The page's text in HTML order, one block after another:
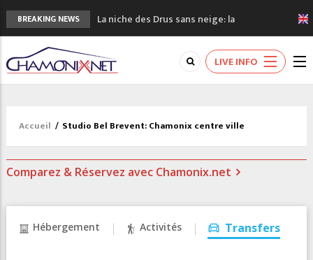
BREAKING NEWS
La niche des Drus sans neige: la
sécheresse en haute montagne
3 bonnes raisons pour visiter le nouveau
Musée du Mont-Blanc
Accidents en montagne: 3 personnes sont
Craft ouvre un nouveau magasin de course
LIVE INFO
Accueil / Studio Bel Brevent: Chamonix centre ville
Comparez & Réservez avec Chamonix.net
Hébergement Activités Transfers